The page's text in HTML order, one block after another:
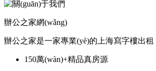
辦公之家網(wǎng)
辦公之家是一家專業(yè)的上海寫字樓出租，上
150萬(wàn)+精品真房源